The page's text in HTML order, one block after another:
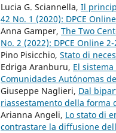
Lucia G. Sciannella, Il
42 No. 1 (2020): DPCE
Anna Gamper, The Two
No. 2 (2022): DPCE Online 2-
Pino Pisicchio, Stato di
Edriga Aranburu, El
Comunidades Autónomas
Giuseppe Naglieri, Dal
riassestamento della forma
Arianna Angeli, Lo stato di
contrastare la diffusione